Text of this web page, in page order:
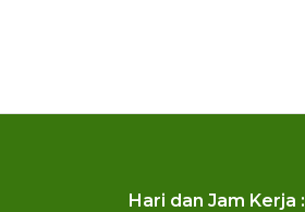
Hari dan Jam Kerja :